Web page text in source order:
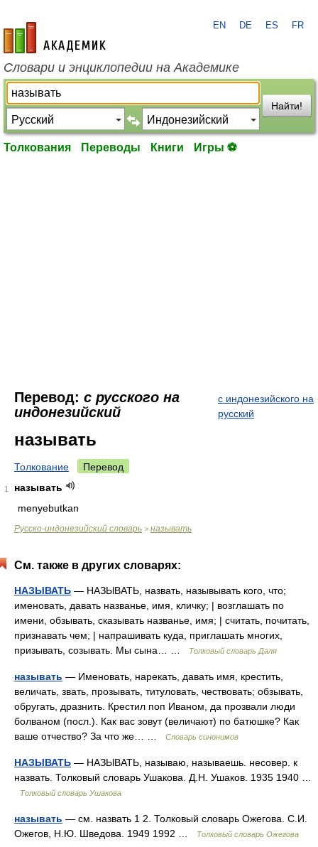
academic.ru
EN DE ES FR
Словари и энциклопедии на Академике
Найти!
Толкования Переводы Книги Игры ⚽
Перевод: с русского на
индонезийский
с индонезийского на
русский
называть
Толкование Перевод
1
называть
menyebutkan
Русско-индонезийский словарь > называть
См. также в других словарях:
НАЗЫВАТЬ — НАЗЫВАТЬ, назвать, назывывать кого, что;
именовать, давать названье, имя, кличку; | возглашать по
имени, обзывать, сказывать названье, имя; | считать, почитать,
признавать чем; | напрашивать куда, приглашать многих,
призывать, созывать. Мы сына… …
Толковый словарь Даля
называть — Именовать, нарекать, давать имя, крестить,
величать, звать, прозывать, титуловать, чествовать; обзывать,
обругать, дразнить. Крестил поп Иваном, да прозвали люди
болваном (посл.). Как вас зовут (величают) по батюшке? Как
ваше отчество? За что же… …
Словарь синонимов
НАЗЫВАТЬ — НАЗЫВАТЬ, называю, называешь. несовер. к
назвать. Толковый словарь Ушакова. Д.Н. Ушаков. 1935 1940 …
Толковый словарь Ушакова
называть — см. назвать 1 2. Толковый словарь Ожегова. С.И.
Ожегов, Н.Ю. Шведова. 1949 1992 …
Толковый словарь Ожегова